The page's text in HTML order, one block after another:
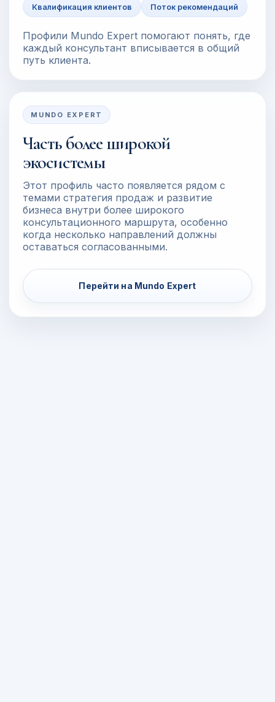
Квалификация клиентов Поток рекомендаций
Профили Mundo Expert помогают понять, где
каждый консультант вписывается в общий
путь клиента.
MUNDO EXPERT
Часть более широкой
экосистемы
Этот профиль часто появляется рядом с
темами стратегия продаж и развитие
бизнеса внутри более широкого
консультационного маршрута, особенно
когда несколько направлений должны
оставаться согласованными.
Перейти на Mundo Expert